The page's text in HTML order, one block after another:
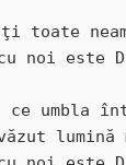
toate
noi este
ce umbla
lumină